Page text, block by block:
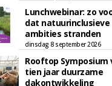
Lunchwebinar: zo
dat natuurinclusieve
ambities stranden
dinsdag 8 september 2026
Rooftop Symposium
tien jaar duurzame
dakontwikkeling